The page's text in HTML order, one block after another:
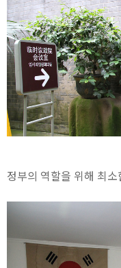
정부의 역할을 위해 최